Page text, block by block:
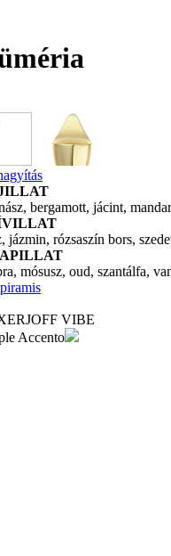
bergamott, jácint,
jázmin, rózsaszín bors,
mósusz, oud, szantálfa,
VIBE
Accento